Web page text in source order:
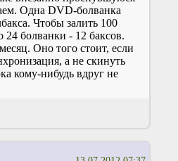
Одна DVD-болванка
Чтобы залить 100
24 болванки - 12 баксов.
Оно того стоит, если
а не скинуть
кому-нибудь вдруг не